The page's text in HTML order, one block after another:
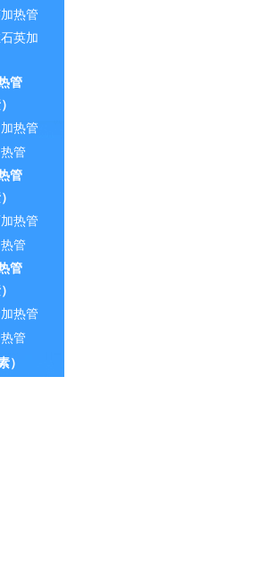
热管
英加
管
热管
管
管
热管
管
管
热管
管
）